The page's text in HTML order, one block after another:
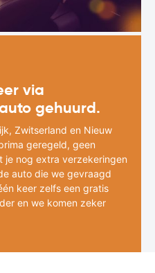
via
gehuurd.
Zwitserland en Nieuw
geregeld, geen
je nog extra verzekeringen
auto die we gevraagd
keer zelfs een gratis
en we komen zeker